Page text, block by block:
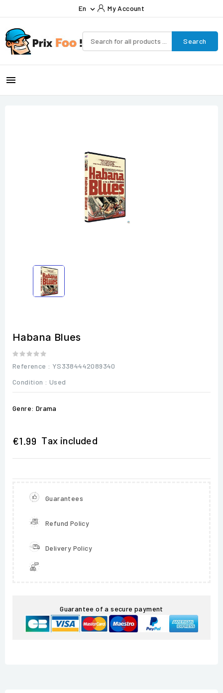
En  My Account
Search

Habana Blues
Reference : YS3384442089340
Condition : Used
Genre: Drama
€1.99 Tax included
Guarantees
Refund Policy
Delivery Policy
Guarantee of a secure payment